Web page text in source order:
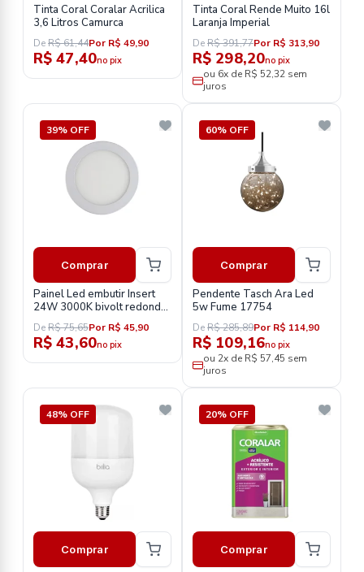
Tinta Coral Coralar Acrilica
3,6 Litros Camurca
DeR$ 61,44Por R$ 49,90
R$ 47,40no pix
Tinta Coral Rende Muito 16l
Laranja Imperial
DeR$ 391,77Por R$ 313,90
R$ 298,20no pix
ou 6x de R$ 52,32 sem
juros
39% OFF
Comprar
Painel Led embutir Insert
24W 3000K bivolt redondo
ledvance G2
DeR$ 75,65Por R$ 45,90
R$ 43,60no pix
60% OFF
Comprar
Pendente Tasch Ara Led
5w Fume 17754
DeR$ 285,89Por R$ 114,90
R$ 109,16no pix
ou 2x de R$ 57,45 sem
juros
48% OFF
Comprar
20% OFF
Comprar